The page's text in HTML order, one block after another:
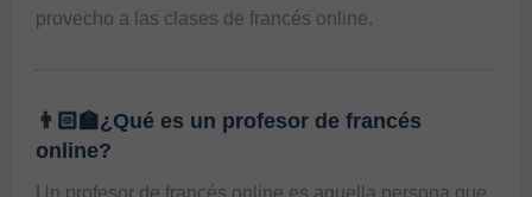
👨🏻‍🏫¿Qué es un profesor de francés
online?
Un profesor de francés online es aquella persona que